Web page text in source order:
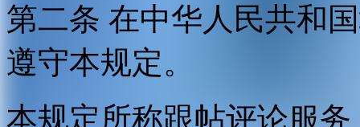
第二条 在中华人民共和
遵守本规定。
本规定所称跟帖评论服